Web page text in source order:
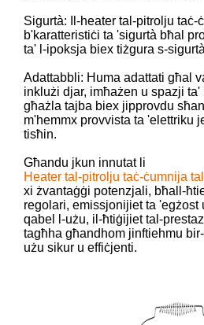
Sigurtà: Il-heater tal-pitrolju taċ-
b'karatteristiċi ta 'sigurtà bħal
ta' l-ipoksja biex tiżgura s-
Adattabbli: Huma adattati għal
inklużi djar, imħażen u spazji
għażla tajba biex jipprovdu
m'hemmx provvista ta 'elettriku
tisħin.
Għandu jkun innutat li
Heater tal-pitrolju taċ-ċumnija
xi żvantaġġi potenzjali, bħall-
regolari, emissjonijiet ta 'egżost
qabel l-użu, il-ħtiġijiet tal-
tagħha għandhom jinftiehmu
użu sikur u effiċjenti.